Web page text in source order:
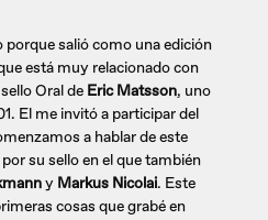
salió como una edición
está muy relacionado con
Oral de Eric Matsson, uno
El me invitó a participar del
a hablar de este
su sello en el que también
y Markus Nicolai. Este
cosas que grabé en